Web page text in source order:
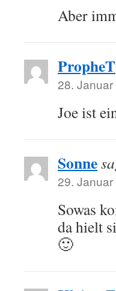
Aber
PropheT
28.
Joe ist
Sonne
29.
Sowas
da hielt
🙂